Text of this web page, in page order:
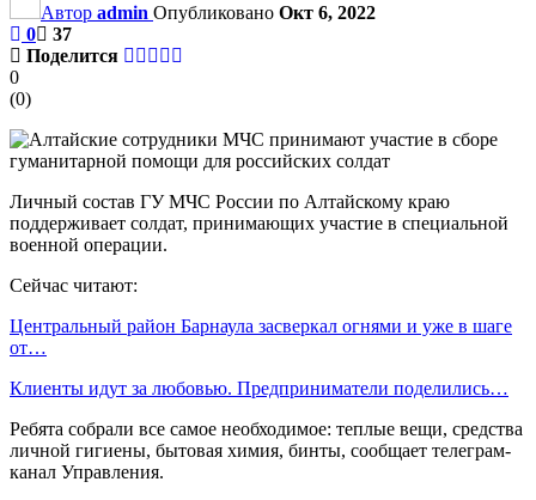
Автор admin Опубликовано Окт 6, 2022
0
37
Поделится
0
(0)
Личный состав ГУ МЧС России по Алтайскому краю
поддерживает солдат, принимающих участие в специальной
военной операции.
Сейчас читают:
Центральный район Барнаула засверкал огнями и уже в шаге
от…
Клиенты идут за любовью. Предприниматели поделились…
Ребята собрали все самое необходимое: теплые вещи, средства
личной гигиены, бытовая химия, бинты, сообщает телеграм-
канал Управления.